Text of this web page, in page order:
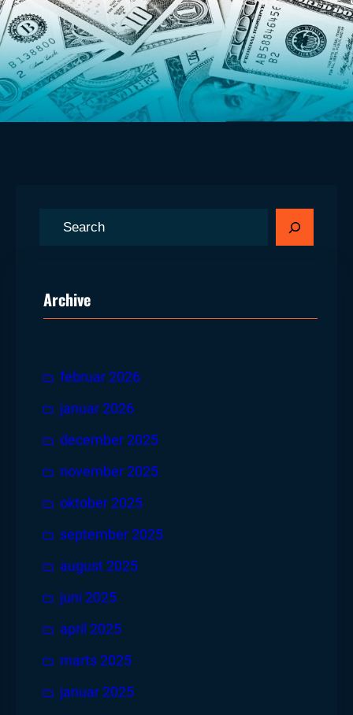
Archive
februar 2026
januar 2026
december 2025
november 2025
oktober 2025
september 2025
august 2025
juni 2025
april 2025
marts 2025
januar 2025